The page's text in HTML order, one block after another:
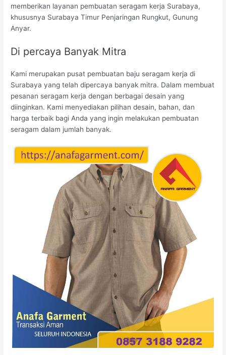
memberikan layanan pembuatan seragam kerja Surabaya,
khususnya Surabaya Timur Penjaringan Rungkut, Gunung
Anyar.
Di percaya Banyak Mitra
Kami merupakan pusat pembuatan baju seragam kerja di
Surabaya yang telah dipercaya banyak mitra. Dalam membuat
pesanan seragam kerja dengan berbagai desain yang
diinginkan. Kami menyediakan pilihan desain, bahan, dan
harga terbaik bagi Anda yang ingin melakukan pembuatan
seragam dalam jumlah banyak.